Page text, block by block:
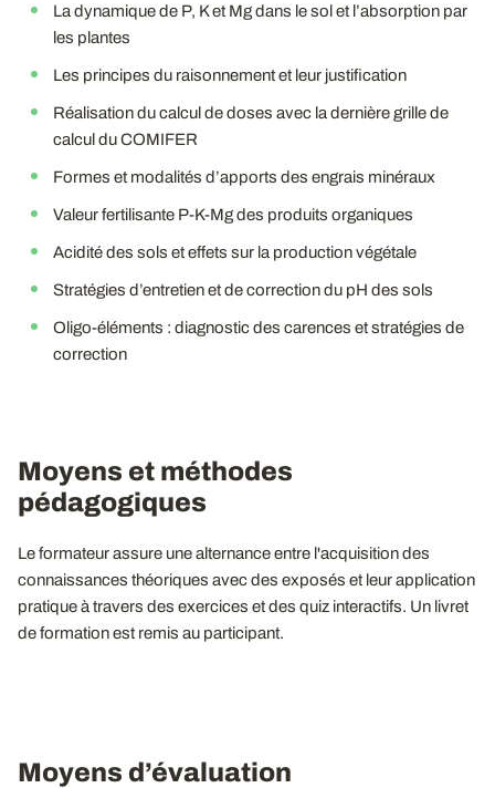
La dynamique de P, K et Mg dans le sol et l’absorption par
les plantes
Les principes du raisonnement et leur justification
Réalisation du calcul de doses avec la dernière grille de
calcul du COMIFER
Formes et modalités d’apports des engrais minéraux
Valeur fertilisante P-K-Mg des produits organiques
Acidité des sols et effets sur la production végétale
Stratégies d’entretien et de correction du pH des sols
Oligo-éléments : diagnostic des carences et stratégies de
correction
Moyens et méthodes
pédagogiques
Le formateur assure une alternance entre l'acquisition des
connaissances théoriques avec des exposés et leur application
pratique à travers des exercices et des quiz interactifs. Un livret
de formation est remis au participant.
Moyens d’évaluation